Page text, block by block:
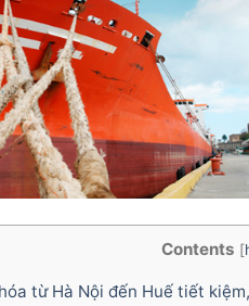
Contents [
từ Hà Nội đến Huế tiết